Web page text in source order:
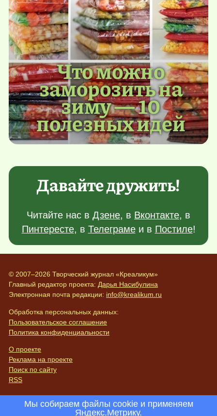
Что можно
заморозить на
зиму — 10
полезных идей
Давайте дружить!
Читайте нас в Дзене, в Вконтакте, в
Пинтересте, в Телеграмеи в Постиле!
© 2007–2026 Творческий журнал «Креаликум»
Главный редактор проекта: Дарья Насибулина
Электронная почта редакции: info@krealikum.ru
Обработка персональных данных:
Пользовательское соглашение
Политика конфиденциальности
О проекте
Реклама на проекте
Поиск по сайту
RSS
Мы собираем файлы cookie и применяем
Яндекс.Метрику.